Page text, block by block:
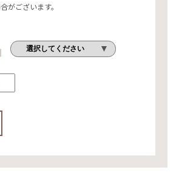
がございます。